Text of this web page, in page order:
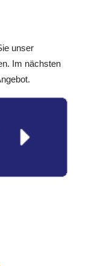
unser
Im nächsten